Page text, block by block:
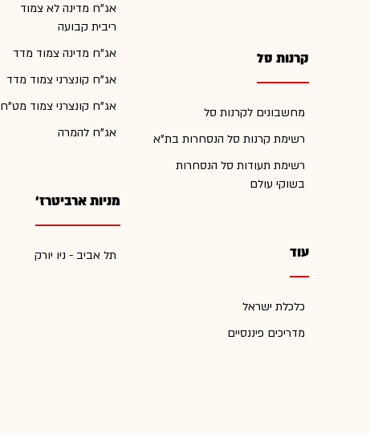
קרנות סל
מחשבונים לקרנות סל
רשימת קרנות סל הנסחרות בת"א
רשימת תעודות סל הנסחרות
בשוקי עולם
עוד
כלכלת ישראל
מדריכים פיננסיים
אג"ח מדינה לא צמוד
ריבית קבועה
אג"ח מדינה צמוד מדד
אג"ח קונצרני צמוד מדד
אג"ח קונצרני צמוד מט"ח
אג"ח להמרה
מניות ארביטרז'
תל אביב - ניו יורק